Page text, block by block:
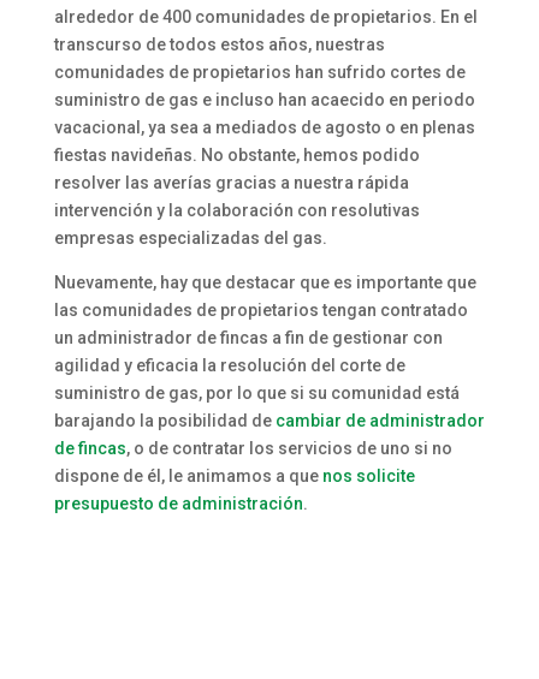
alrededor de 400 comunidades de propietarios. En el
transcurso de todos estos años, nuestras
comunidades de propietarios han sufrido cortes de
suministro de gas e incluso han acaecido en periodo
vacacional, ya sea a mediados de agosto o en plenas
fiestas navideñas. No obstante, hemos podido
resolver las averías gracias a nuestra rápida
intervención y la colaboración con resolutivas
empresas especializadas del gas.
Nuevamente, hay que destacar que es importante que
las comunidades de propietarios tengan contratado
un administrador de fincas a fin de gestionar con
agilidad y eficacia la resolución del corte de
suministro de gas, por lo que si su comunidad está
barajando la posibilidad de cambiar de administrador
de fincas, o de contratar los servicios de uno si no
dispone de él, le animamos a que nos solicite
presupuesto de administración.